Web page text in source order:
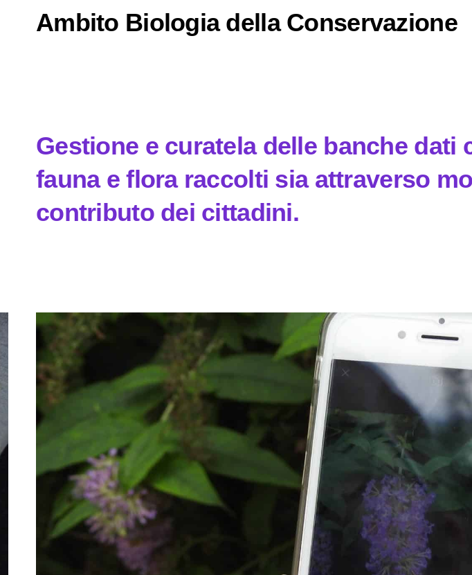
Ambito Biologia della Conservazione
Gestione e curatela delle banche
fauna e flora raccolti sia attraverso
contributo dei cittadini.